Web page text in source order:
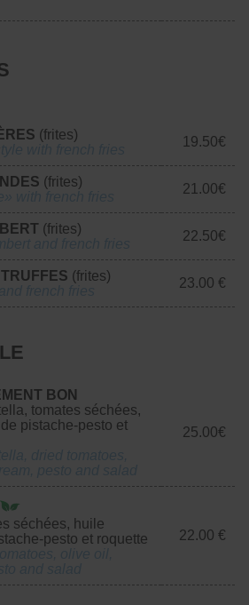
(frites)
19.50€
(frites)
21.00€
(frites)
22.50€
(frites)
23.00 €
BON
tomates séchées,
pistache-pesto et
25.00€
séchées, huile
pesto et roquette
22.00 €